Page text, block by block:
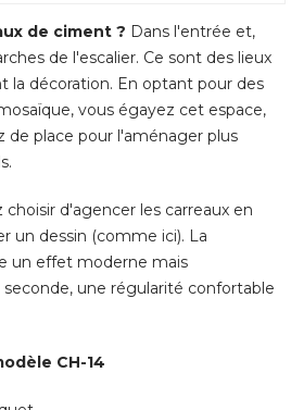
de ciment ? Dans l'entrée et,
de l'escalier. Ce sont des lieux
la décoration. En optant pour des
vous égayez cet espace,
de place pour l'aménager plus
choisir d'agencer les carreaux en
un dessin (comme ici). La
un effet moderne mais
une régularité confortable
CH-14